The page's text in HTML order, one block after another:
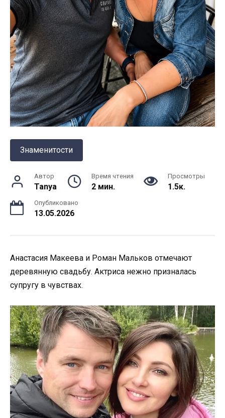
Знаменитости
Автор
Tanya
Время чтения
2 мин.
Просмотры
1.5к.
Опубликовано
13.05.2026
Анастасия Макеева и Роман Мальков отмечают
деревянную свадьбу. Актриса нежно призналась
супругу в чувствах.